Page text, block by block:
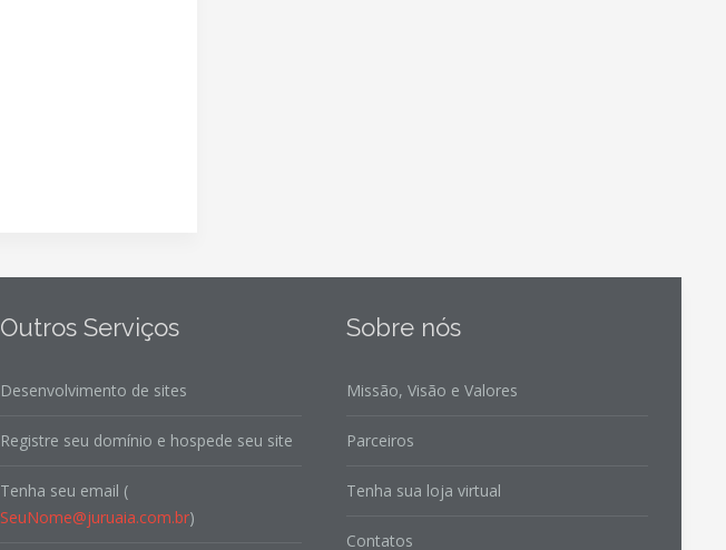
Outros Serviços
Desenvolvimento de sites
Registre seu domínio e hospede seu site
Tenha seu email (
SeuNome@juruaia.com.br)
Sobre nós
Missão, Visão e Valores
Parceiros
Tenha sua loja virtual
Contatos